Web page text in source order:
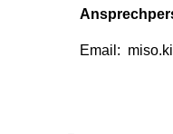
Email: